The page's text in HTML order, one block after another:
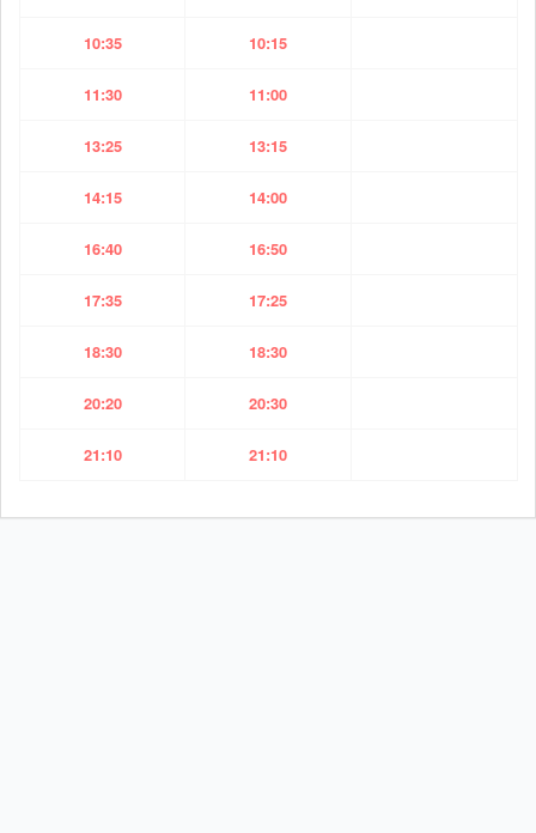
10:35 10:15
11:30 11:00
13:25 13:15
14:15 14:00
16:40 16:50
17:35 17:25
18:30 18:30
20:20 20:30
21:10 21:10